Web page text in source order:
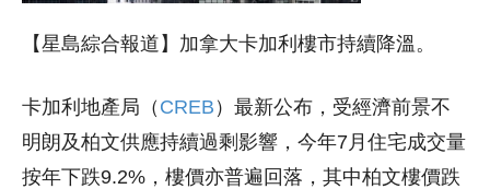
【星島綜合報道】加拿大卡加利樓市持續降溫。
卡加利地產局（ CREB ）最新公布，受經濟前景不
明朗及柏文供應持續過剩影響，今年7月住宅成交量
按年下跌9.2%，樓價亦普遍回落，其中柏文樓價跌